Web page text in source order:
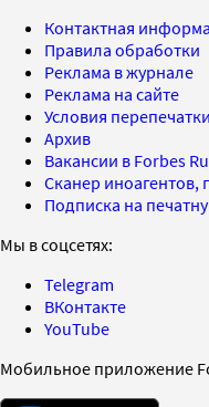
Контактная
Правила обработки
Реклама в журнале
Реклама на сайте
Условия перепечатки
Архив
Вакансии в Forbes
Сканер иноагентов,
Подписка на
Мы в соцсетях:
Telegram
ВКонтакте
YouTube
Мобильное приложение